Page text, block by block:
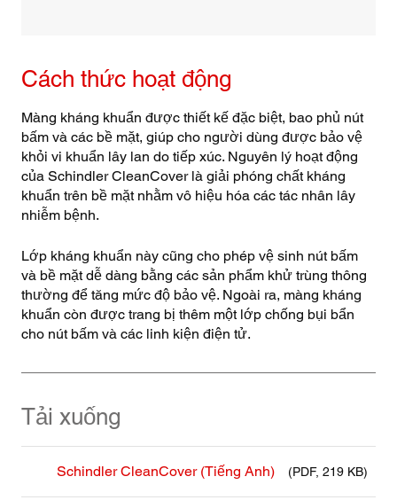
Cách thức hoạt động
Màng kháng khuẩn được thiết kế đặc biệt, bao phủ nút
bấm và các bề mặt, giúp cho người dùng được bảo vệ
khỏi vi khuẩn lây lan do tiếp xúc. Nguyên lý hoạt động
của Schindler CleanCover là giải phóng chất kháng
khuẩn trên bề mặt nhằm vô hiệu hóa các tác nhân lây
nhiễm bệnh.
Lớp kháng khuẩn này cũng cho phép vệ sinh nút bấm
và bề mặt dễ dàng bằng các sản phẩm khử trùng thông
thường để tăng mức độ bảo vệ. Ngoài ra, màng kháng
khuẩn còn được trang bị thêm một lớp chống bụi bẩn
cho nút bấm và các linh kiện điện tử.
Tải xuống
Schindler CleanCover (Tiếng Anh) (PDF, 219 KB)